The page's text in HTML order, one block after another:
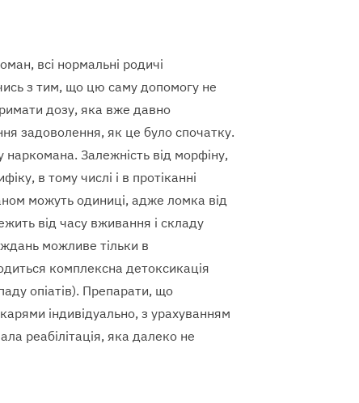
всі нормальні родичі
з тим, що цю саму допомогу не
дозу, яка вже давно
задоволення, як це було спочатку.
Залежність від морфіну,
в тому числі і в протіканні
можуть одиниці, адже ломка від
від часу вживання і складу
можливе тільки в
комплексна детоксикація
опіатів). Препарати, що
індивідуально, з урахуванням
реабілітація, яка далеко не